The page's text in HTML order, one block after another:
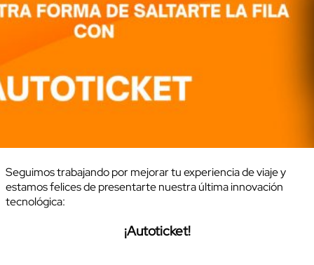
Seguimos trabajando por mejorar tu experiencia de viaje y
estamos felices de presentarte nuestra última innovación
tecnológica:
¡Autoticket!